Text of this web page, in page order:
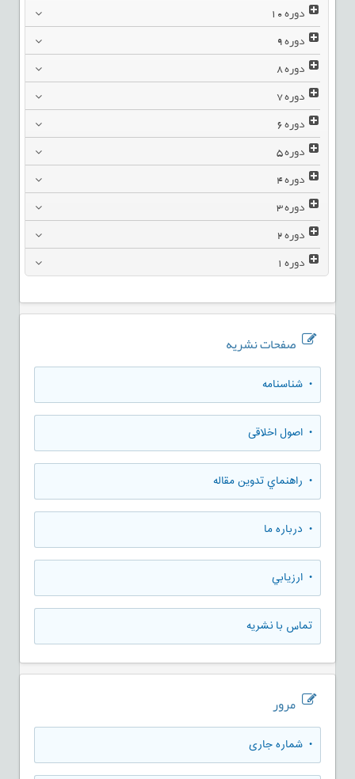
دوره10
دوره9
دوره8
دوره7
دوره6
دوره5
دوره4
دوره3
دوره2
دوره1
صفحات نشریه
• شناسنامه
• اصول اخلاقی
• راهنماي تدوين مقاله
• درباره ما
• ارزيابي
تماس با نشریه
مرور
• شماره جاری